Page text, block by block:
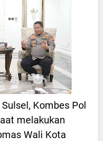
Kombes Pol
melakukan
Wali Kota